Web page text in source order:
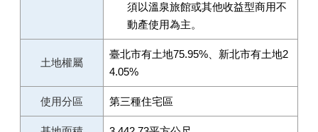
須以溫泉旅館或其他收益型商用不
動產使用為主。
土地權屬
臺北市有土地75.95%、新北市有土地2
4.05%
使用分區 第三種住宅區